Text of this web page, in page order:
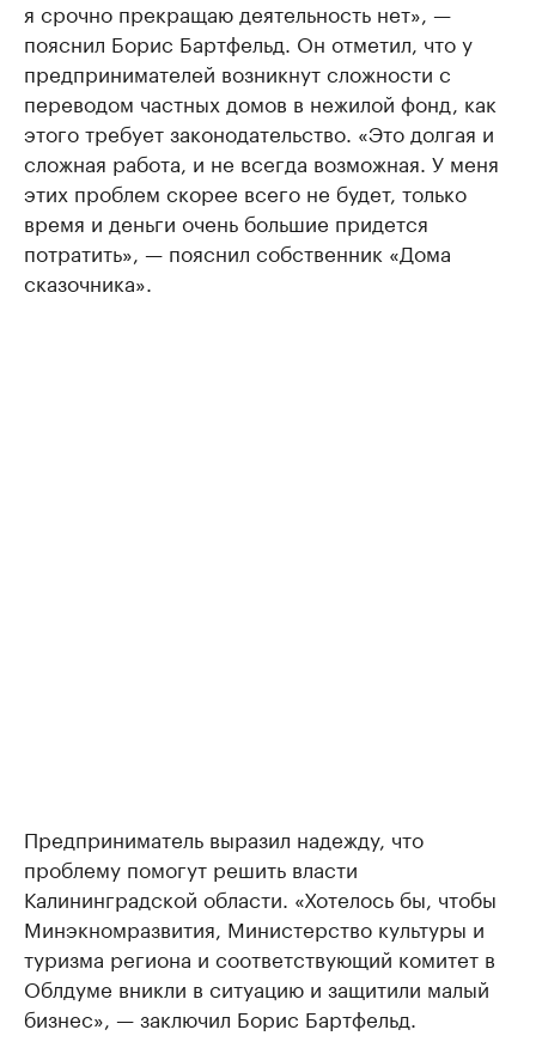
я срочно прекращаю деятельность нет», —
пояснил Борис Бартфельд. Он отметил, что у
предпринимателей возникнут сложности с
переводом частных домов в нежилой фонд, как
этого требует законодательство. «Это долгая и
сложная работа, и не всегда возможная. У меня
этих проблем скорее всего не будет, только
время и деньги очень большие придется
потратить», — пояснил собственник «Дома
сказочника».
Предприниматель выразил надежду, что
проблему помогут решить власти
Калининградской области. «Хотелось бы, чтобы
Минэкномразвития, Министерство культуры и
туризма региона и соответствующий комитет в
Облдуме вникли в ситуацию и защитили малый
бизнес», — заключил Борис Бартфельд.